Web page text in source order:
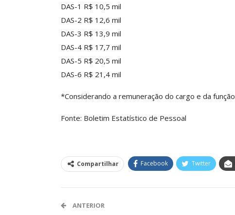
DAS-1 R$ 10,5 mil
DAS-2 R$ 12,6 mil
DAS-3 R$ 13,9 mil
DAS-4 R$ 17,7 mil
DAS-5 R$ 20,5 mil
DAS-6 R$ 21,4 mil
*Considerando a remuneração do cargo e da função
Fonte: Boletim Estatístico de Pessoal
Compartilhar Facebook Twitter
ANTERIOR